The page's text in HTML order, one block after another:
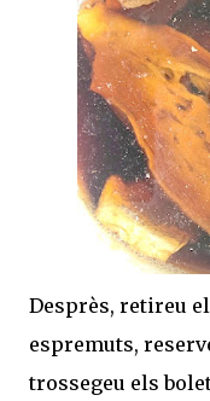
Desprès, retireu
espremuts,
trossegeu els